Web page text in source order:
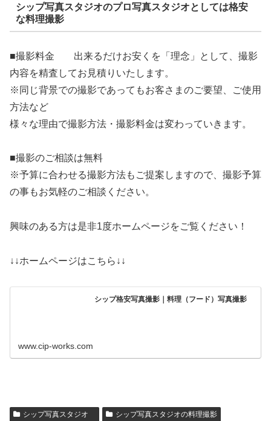
シップ写真スタジオのプロ写真スタジオとしては格安
な料理撮影
■撮影料金 出来るだけお安くを「理念」として、撮影
内容を精査してお見積りいたします。
※同じ背景での撮影であってもお客さまのご要望、ご使用
方法など
様々な理由で撮影方法・撮影料金は変わっていきます。
■撮影のご相談は無料
※予算に合わせる撮影方法もご提案しますので、撮影予算
の事もお気軽のご相談ください。
興味のある方は是非1度ホームページをご覧ください！
↓↓ホームページはこちら↓↓
シップ格安写真撮影｜料理（フード）写真撮影
www.cip-works.com
シップ写真スタジオ シップ写真スタジオの料理撮影